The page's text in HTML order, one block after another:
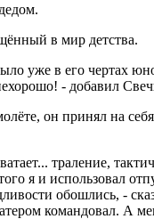
в мир детства.
уже в его чертах
- добавил
он принял на
траление,
я и использовал
обошлись, -
командовал. А